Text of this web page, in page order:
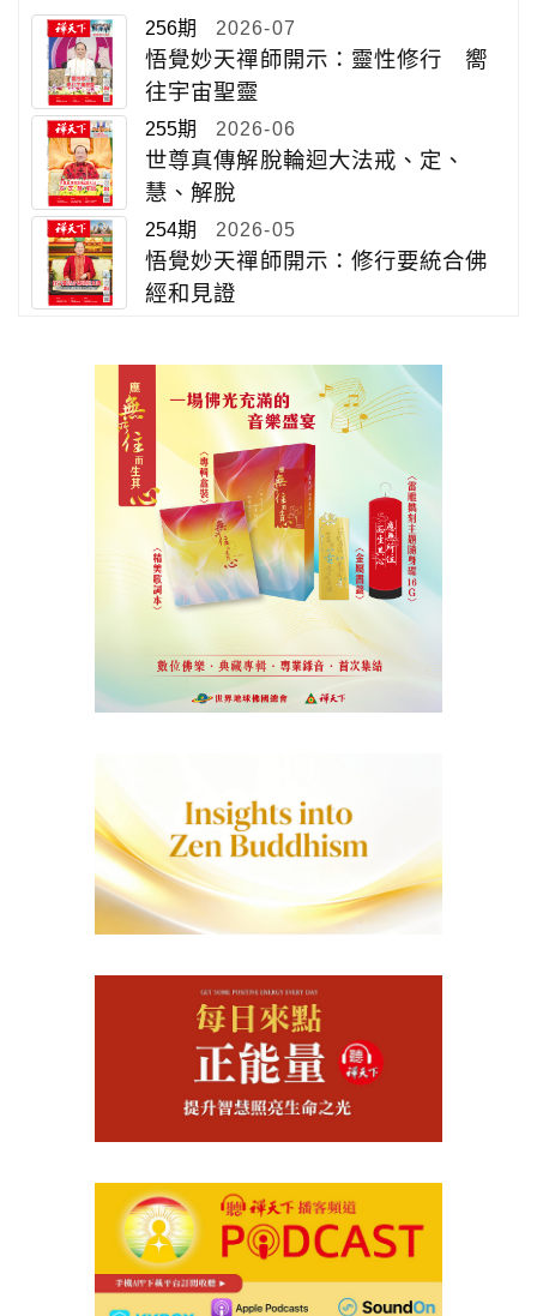
256期 2026-07
悟覺妙天禪師開示：靈性修行 嚮
往宇宙聖靈
255期 2026-06
世尊真傳解脫輪迴大法戒、定、
慧、解脫
254期 2026-05
悟覺妙天禪師開示：修行要統合佛
經和見證